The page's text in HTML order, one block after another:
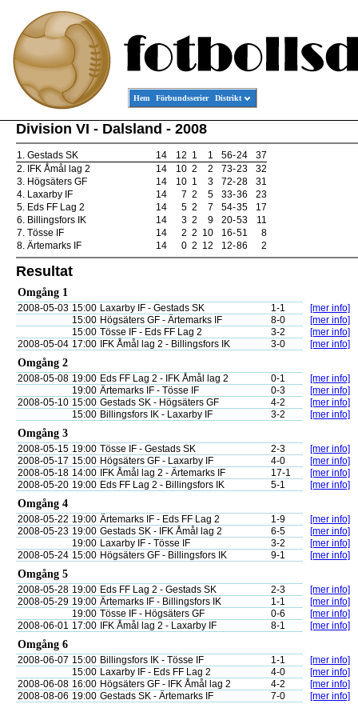
Hem Förbundsserier Distrikt
Division VI - Dalsland - 2008
1. Gestads SK 14 12 1 1 56-24
37
2. IFK Åmål lag 2 14 10 2 2 73-23
32
3. Högsäters GF 14 10 1 3 72-28
31
4. Laxarby IF 14 7 2 5 33-36
23
5. Eds FF Lag 2 14 5 2 7 54-35
17
6. Billingsfors IK 14 3 2 9 20-53
11
7. Tösse IF 14 2 2 10 16-51
8
8. Ärtemarks IF 14 0 2 12 12-86 2
Resultat
Omgång 1
2008-05-03 15:00 Laxarby IF - Gestads SK 1-1
[mer info]
15:00 Högsäters GF - Ärtemarks IF 8-0
[mer info]
15:00 Tösse IF - Eds FF Lag 2 3-2
[mer info]
2008-05-04 17:00 IFK Åmål lag 2 - Billingsfors IK 3-0 [mer info]
Omgång 2
2008-05-08 19:00 Eds FF Lag 2 - IFK Åmål lag 2 0-1
[mer info]
19:00 Ärtemarks IF - Tösse IF 0-3
[mer info]
2008-05-10 15:00 Gestads SK - Högsäters GF 4-2
[mer info]
15:00 Billingsfors IK - Laxarby IF 3-2 [mer info]
Omgång 3
2008-05-15 19:00 Tösse IF - Gestads SK 2-3
[mer info]
2008-05-17 15:00 Högsäters GF - Laxarby IF 4-0
[mer info]
2008-05-18 14:00 IFK Åmål lag 2 - Ärtemarks IF 17-1
[mer info]
2008-05-20 19:00 Eds FF Lag 2 - Billingsfors IK 5-1 [mer info]
Omgång 4
2008-05-22 19:00 Ärtemarks IF - Eds FF Lag 2 1-9
[mer info]
2008-05-23 19:00 Gestads SK - IFK Åmål lag 2 6-5
[mer info]
19:00 Laxarby IF - Tösse IF 3-2
[mer info]
2008-05-24 15:00 Högsäters GF - Billingsfors IK 9-1 [mer info]
Omgång 5
2008-05-28 19:00 Eds FF Lag 2 - Gestads SK 2-3
[mer info]
2008-05-29 19:00 Ärtemarks IF - Billingsfors IK 1-1
[mer info]
19:00 Tösse IF - Högsäters GF 0-6
[mer info]
2008-06-01 17:00 IFK Åmål lag 2 - Laxarby IF 8-1 [mer info]
Omgång 6
2008-06-07 15:00 Billingsfors IK - Tösse IF 1-1
[mer info]
15:00 Laxarby IF - Eds FF Lag 2 4-0
[mer info]
2008-06-08 16:00 Högsäters GF - IFK Åmål lag 2 4-2
[mer info]
2008-08-06 19:00 Gestads SK - Ärtemarks IF 7-0 [mer info]